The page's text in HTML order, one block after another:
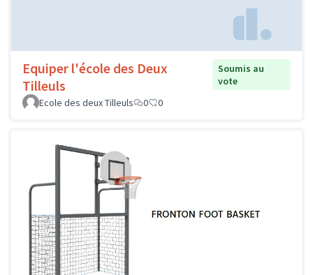
Equiper l'école des Deux
Tilleuls
Soumis au
vote
Ecole des deux Tilleuls
0 0